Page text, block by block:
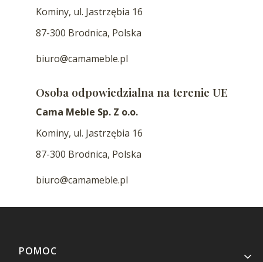
Kominy, ul. Jastrzębia 16
87-300 Brodnica, Polska
biuro@camameble.pl
Osoba odpowiedzialna na terenie UE
Cama Meble Sp. Z o.o.
Kominy, ul. Jastrzębia 16
87-300 Brodnica, Polska
biuro@camameble.pl
Linki w stopce
POMOC